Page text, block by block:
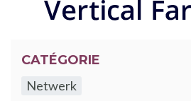
CATÉGORIE
Netwerk